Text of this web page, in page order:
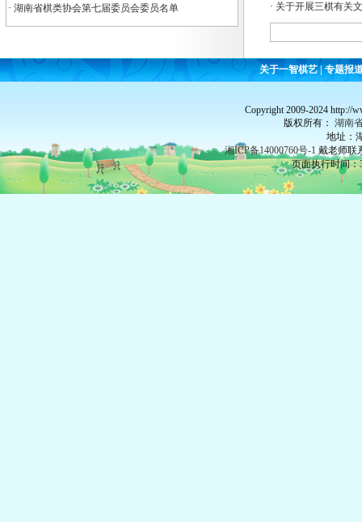
· 湖南省棋类协会第七届委员会委员名单
· 关于开展三棋有关
关于一智棋艺 专题报
Copyright 2009-2024 http://
版权所有： 湖南
地址：
湘ICP备14000760号-1 戴老师联
页面执行时间